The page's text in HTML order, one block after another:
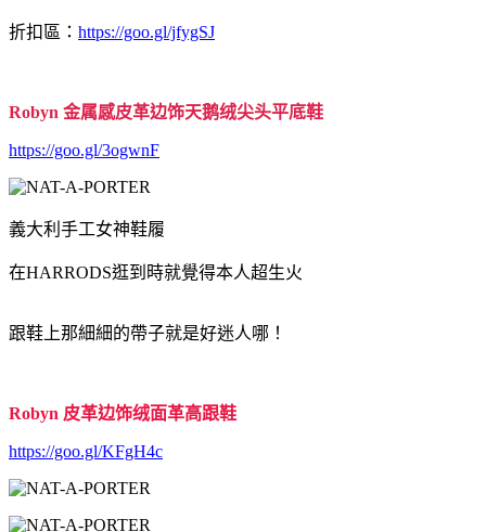
折扣區： https://goo.gl/jfygSJ
Robyn 金属感皮革边饰天鹅绒尖头平底鞋
https://goo.gl/3ogwnF
義大利手工女神鞋履
在HARRODS逛到時就覺得本人超生火
跟鞋上那細細的帶子就是好迷人哪！
Robyn 皮革边饰绒面革高跟鞋
https://goo.gl/KFgH4c